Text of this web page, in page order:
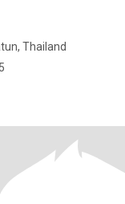
Thailand